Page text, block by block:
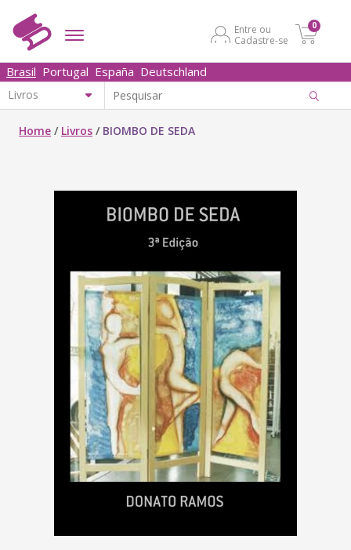
Entre ou
Cadastre-se
0
Brasil Portugal España Deutschland
Home / Livros / BIOMBO DE SEDA